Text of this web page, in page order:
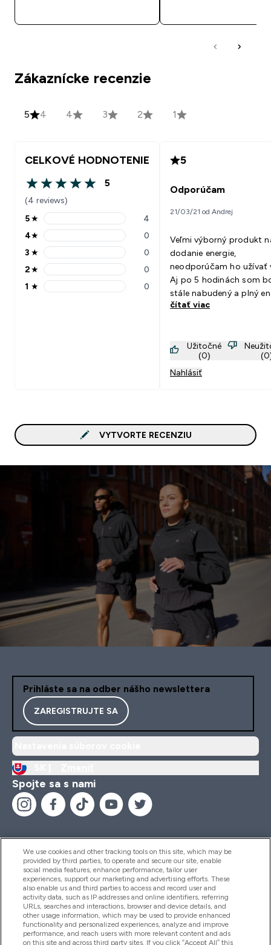
Zákaznícke recenzie
5 4 4 3 2 1
CELKOVÉ HODNOTENIE
5 out of 5 stars
5
(4 reviews)
5 stars rating 4 reviews
5★ 4
4 stars rating 0 reviews
4★ 0
3 stars rating 0 reviews
3 ★ 0
2 stars rating 0 reviews
2★ 0
1 stars rating 0 reviews
1 ★ 0
5
Odporúčam
21/03/21 od Andrej
Veľmi výborný produkt
dodanie energie,
neodporúčam ho užívať
Aj po 5 hodinách som
stále nabudený a plný
čítať viac
Užitočné
(0)
Nahlásiť
VYTVORTE RECENZIU
Prihláste sa na odber nášho newslettera
ZAREGISTRUJTE SA
Spojte sa s nami
Pomoc & Informácie
Produkty
We use cookies and other tracking tools on this site, which may be
provided by third parties, to operate and secure our site, enable
social media features, enhance performance, tailor user
experiences, support our marketing and advertising efforts. These
also enable us and third parties to access and record user and
activity data, such as IP addresses and online identifiers, referring
URLs, searches and interactions, browser and device details, and
other usage information, which may be used to provide enhanced
functionality and personalized experiences, analyze and improve
performance, and reach users with more relevant content and ads
on this site and across third party sites. If you click “Accept All” this